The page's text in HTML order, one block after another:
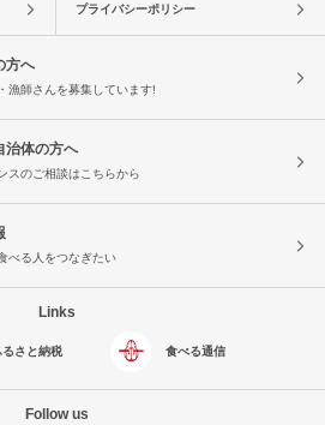
プライバシーポリシー
方へ
漁師さんを募集しています!
治体の方へ
スのご相談はこちらから
べる人をつなぎたい
Links
るさと納税 食べる通信
Follow us